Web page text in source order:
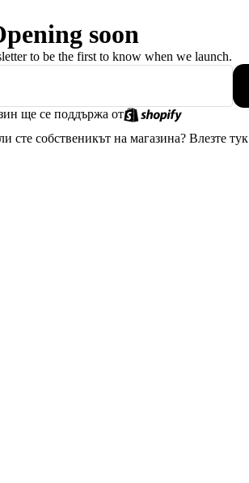
soon
to be the first to know when we launch.
ще се поддържа от
сте собственикът на магазина? Влезте тук